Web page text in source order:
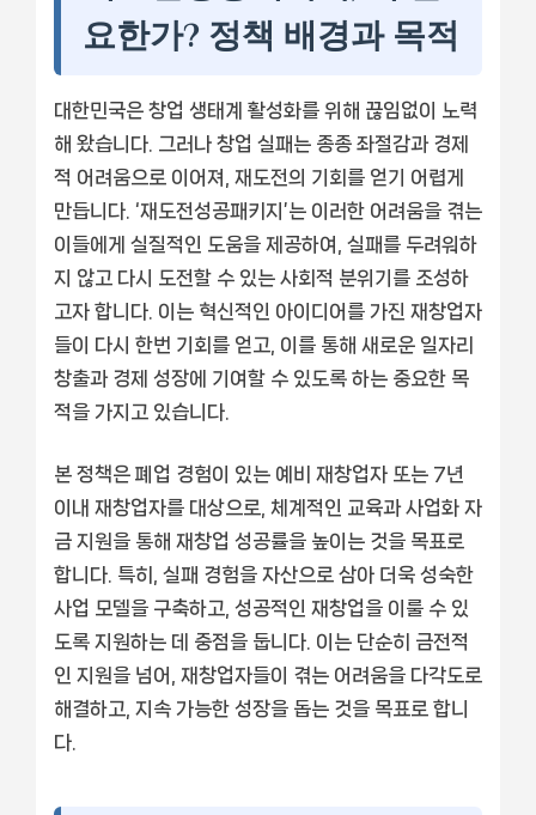
요한가? 정책 배경과 목적
대한민국은 창업 생태계 활성화를 위해 끊임없이 노력
해 왔습니다. 그러나 창업 실패는 종종 좌절감과 경제
적 어려움으로 이어져, 재도전의 기회를 얻기 어렵게
만듭니다. ‘재도전성공패키지’는 이러한 어려움을 겪는
이들에게 실질적인 도움을 제공하여, 실패를 두려워하
지 않고 다시 도전할 수 있는 사회적 분위기를 조성하
고자 합니다. 이는 혁신적인 아이디어를 가진 재창업자
들이 다시 한번 기회를 얻고, 이를 통해 새로운 일자리
창출과 경제 성장에 기여할 수 있도록 하는 중요한 목
적을 가지고 있습니다.
본 정책은 폐업 경험이 있는 예비 재창업자 또는 7년
이내 재창업자를 대상으로, 체계적인 교육과 사업화 자
금 지원을 통해 재창업 성공률을 높이는 것을 목표로
합니다. 특히, 실패 경험을 자산으로 삼아 더욱 성숙한
사업 모델을 구축하고, 성공적인 재창업을 이룰 수 있
도록 지원하는 데 중점을 둡니다. 이는 단순히 금전적
인 지원을 넘어, 재창업자들이 겪는 어려움을 다각도로
해결하고, 지속 가능한 성장을 돕는 것을 목표로 합니
다.